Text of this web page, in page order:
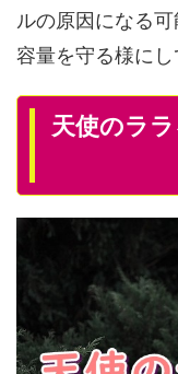
ルの原因になる
容量を守る様にし
天使のラ